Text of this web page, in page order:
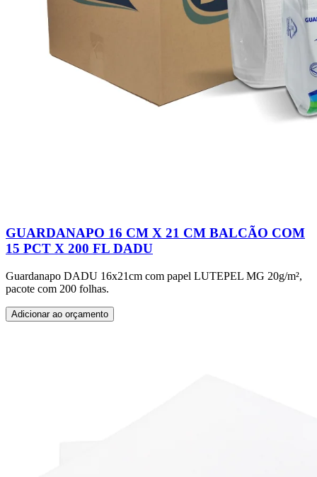
GUARDANAPO 16 CM X 21 CM BALCÃO COM
15 PCT X 200 FL DADU
Guardanapo DADU 16x21cm com papel LUTEPEL MG 20g/m²,
pacote com 200 folhas.
Adicionar ao orçamento